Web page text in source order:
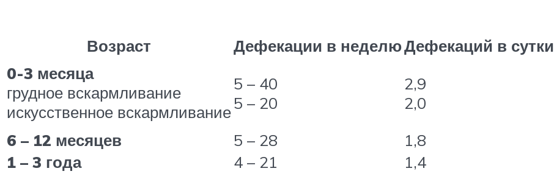
Возраст Дефекации в неделюДефекаций в сутки
0-3 месяца
грудное вскармливание
искусственное вскармливание
5 – 40
5 – 20
2,9
2,0
6 – 12 месяцев
5 – 28
1,8
1 – 3 года
4 – 21
1,4